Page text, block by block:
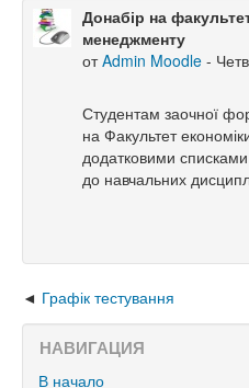
Донабір на
менеджменту
отAdmin Moodle -
Студентам заочної
на Факультет
додатковими
до навчальних
Графік тестування
НАВИГАЦИЯ
В начало